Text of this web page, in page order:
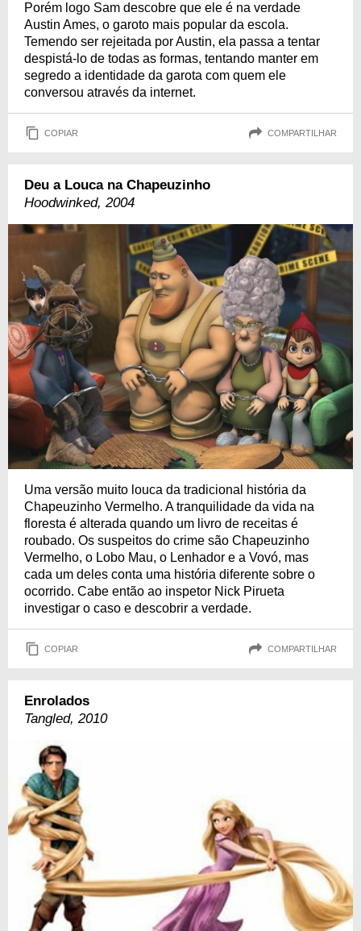
Porém logo Sam descobre que ele é na verdade
Austin Ames, o garoto mais popular da escola.
Temendo ser rejeitada por Austin, ela passa a tentar
despistá-lo de todas as formas, tentando manter em
segredo a identidade da garota com quem ele
conversou através da internet.
COPIAR COMPARTILHAR
Deu a Louca na Chapeuzinho
Hoodwinked, 2004
Uma versão muito louca da tradicional história da
Chapeuzinho Vermelho. A tranquilidade da vida na
floresta é alterada quando um livro de receitas é
roubado. Os suspeitos do crime são Chapeuzinho
Vermelho, o Lobo Mau, o Lenhador e a Vovó, mas
cada um deles conta uma história diferente sobre o
ocorrido. Cabe então ao inspetor Nick Pirueta
investigar o caso e descobrir a verdade.
COPIAR COMPARTILHAR
Enrolados
Tangled, 2010